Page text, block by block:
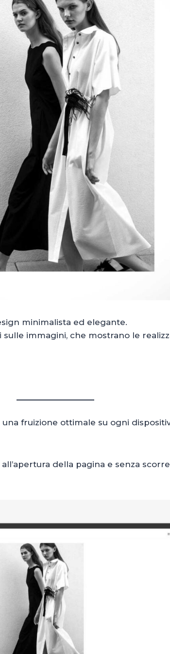
minimalista ed elegante.
sulle immagini, che mostrano le
fruizione ottimale su ogni
della pagina e senza